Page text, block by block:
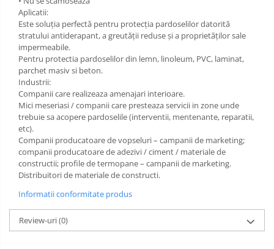
Manusi tricot impregnat
Manusi zale
Imbracaminte Outdoor
Incaltaminte Outdoor
Casti
Caciuli
Sepci
Antifoane
Filtre
Aplicatii:
Este soluţia perfectă pentru protecţia pardoselilor datorită
stratului antiderapant, a greutăţii reduse şi a proprietăţilor sale
impermeabile.
Pentru protectia pardoselilor din lemn, linoleum, PVC, laminat,
parchet masiv si beton.
Industrii:
Companii care realizeaza amenajari interioare.
Mici meseriasi / companii care presteaza servicii in zone unde
trebuie sa acopere pardoselile (interventii, mentenante, reparatii,
etc).
Companii producatoare de vopseluri – campanii de marketing;
companii producatoare de adezivi / ciment / materiale de
constructii; profile de termopane – campanii de marketing.
Distribuitori de materiale de constructi.
Informatii conformitate produs
Review-uri(0)